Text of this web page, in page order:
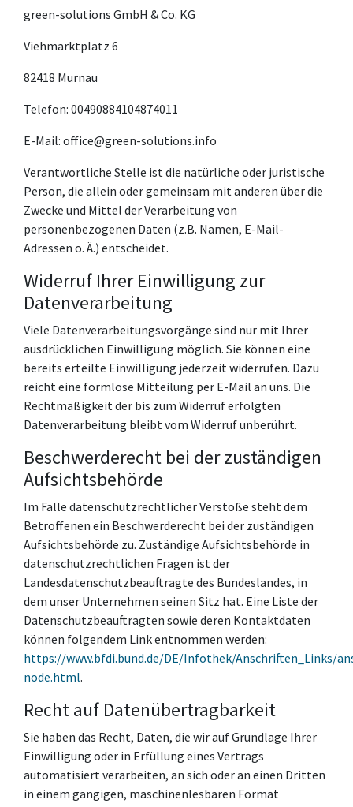
green-solutions GmbH & Co. KG
Viehmarktplatz 6
82418 Murnau
Telefon: 00490884104874011
E-Mail: office@green-solutions.info
Verantwortliche Stelle ist die natürliche oder juristische
Person, die allein oder gemeinsam mit anderen über die
Zwecke und Mittel der Verarbeitung von
personenbezogenen Daten (z.B. Namen, E-Mail-
Adressen o. Ä.) entscheidet.
Widerruf Ihrer Einwilligung zur
Datenverarbeitung
Viele Datenverarbeitungsvorgänge sind nur mit Ihrer
ausdrücklichen Einwilligung möglich. Sie können eine
bereits erteilte Einwilligung jederzeit widerrufen. Dazu
reicht eine formlose Mitteilung per E-Mail an uns. Die
Rechtmäßigkeit der bis zum Widerruf erfolgten
Datenverarbeitung bleibt vom Widerruf unberührt.
Beschwerderecht bei der zuständigen
Aufsichtsbehörde
Im Falle datenschutzrechtlicher Verstöße steht dem
Betroffenen ein Beschwerderecht bei der zuständigen
Aufsichtsbehörde zu. Zuständige Aufsichtsbehörde in
datenschutzrechtlichen Fragen ist der
Landesdatenschutzbeauftragte des Bundeslandes, in
dem unser Unternehmen seinen Sitz hat. Eine Liste der
Datenschutzbeauftragten sowie deren Kontaktdaten
können folgendem Link entnommen werden:
https://www.bfdi.bund.de/DE/Infothek/Anschriften_Links/
node.html.
Recht auf Datenübertragbarkeit
Sie haben das Recht, Daten, die wir auf Grundlage Ihrer
Einwilligung oder in Erfüllung eines Vertrags
automatisiert verarbeiten, an sich oder an einen Dritten
in einem gängigen, maschinenlesbaren Format